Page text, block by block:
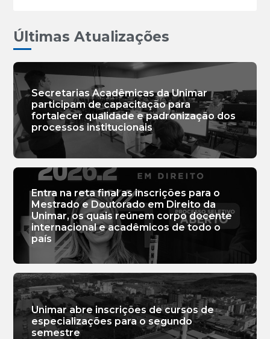
Últimas Atualizações
Secretarias Acadêmicas da Unimar
participam de capacitação para
fortalecer qualidade e padronização dos
processos institucionais
Entra na reta final as inscrições para o
Mestrado e Doutorado em Direito da
Unimar, os quais reúnem corpo docente
internacional e acadêmicos de todo o
país
Unimar abre inscrições de cursos de
especializações para o segundo
semestre